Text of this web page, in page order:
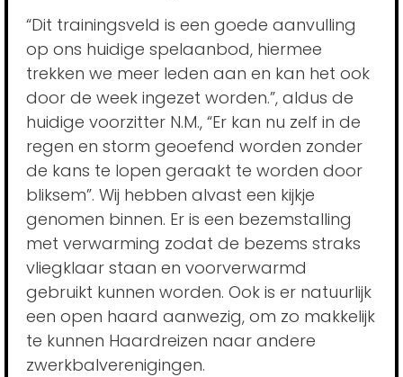
“Dit trainingsveld is een goede aanvulling
op ons huidige spelaanbod, hiermee
trekken we meer leden aan en kan het ook
door de week ingezet worden.”, aldus de
huidige voorzitter N.M., “Er kan nu zelf in de
regen en storm geoefend worden zonder
de kans te lopen geraakt te worden door
bliksem”. Wij hebben alvast een kijkje
genomen binnen. Er is een bezemstalling
met verwarming zodat de bezems straks
vliegklaar staan en voorverwarmd
gebruikt kunnen worden. Ook is er natuurlijk
een open haard aanwezig, om zo makkelijk
te kunnen Haardreizen naar andere
zwerkbalverenigingen.